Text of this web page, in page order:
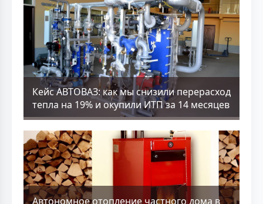
Кейс АВТОВАЗ: как мы снизили перерасход
тепла на 19% и окупили ИТП за 14 месяцев
Aвтономное отопление частного дома в